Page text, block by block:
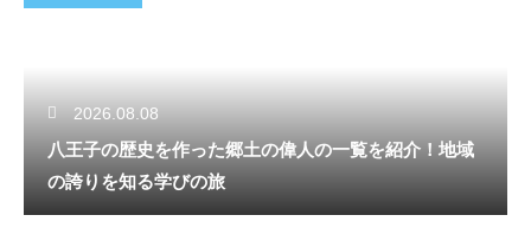
2026.08.08
八王子の歴史を作った郷土の偉人の一覧を紹介！地域
の誇りを知る学びの旅